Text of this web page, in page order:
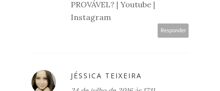
PROVÁVEL? | Youtube |
Instagram
Responder
JÉSSICA TEIXEIRA